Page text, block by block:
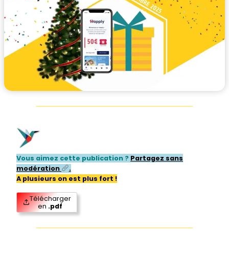
Vous aimez cette publication ? Partagez sans
modération
.
A plusieurs on est plus fort !
Télécharger
en .pdf